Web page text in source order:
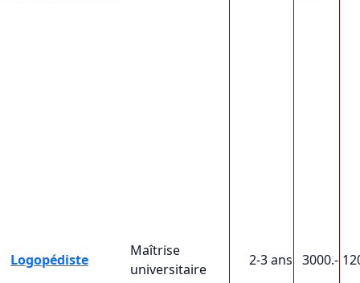
Logopédiste
Maîtrise
universitaire
2-3 ans 3000.-